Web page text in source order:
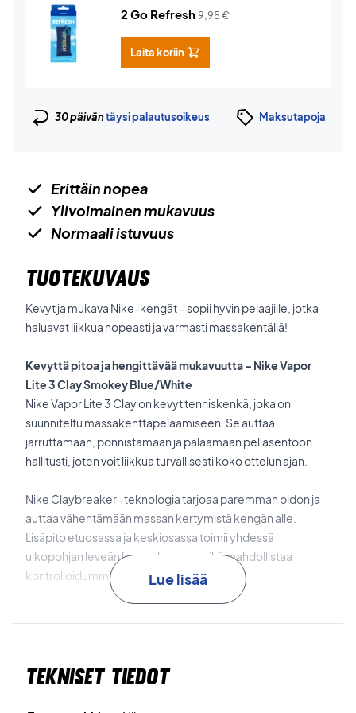
2 Go Refresh9,95€
Laita koriin
30 päiväntäysi palautusoikeus Maksutapoja
Erittäin nopea
Ylivoimainen mukavuus
Normaali istuvuus
TUOTEKUVAUS
Kevyt ja mukava Nike-kengät – sopii hyvin pelaajille, jotka
haluavat liikkua nopeasti ja varmasti massakentällä!
Kevyttä pitoa ja hengittävää mukavuutta – Nike Vapor
Lite 3 Clay Smokey Blue/White
Nike Vapor Lite 3 Clay on kevyt tenniskenkä, joka on
suunniteltu massakenttäpelaamiseen. Se auttaa
jarruttamaan, ponnistamaan ja palaamaan peliasentoon
hallitusti, joten voit liikkua turvallisesti koko ottelun ajan.
Nike Claybreaker -teknologia tarjoaa paremman pidon ja
auttaa vähentämään massan kertymistä kengän alle.
Lisäpito etuosassa ja keskiosassa toimii yhdessä
ulkopohjan leveän kuvion kanssa, mikä mahdollistaa
kontrolloidummat liu’ut massakentällä.
vaahtomuovinen välimäki tarjoaa mukavuutta, kun taas
hengittävyyden ja kestävyyden.
Lue lisää
Tekniset tiedot